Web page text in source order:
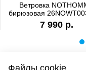
Ветровка
бирюзовая
7 990 р.
Файлы cookie